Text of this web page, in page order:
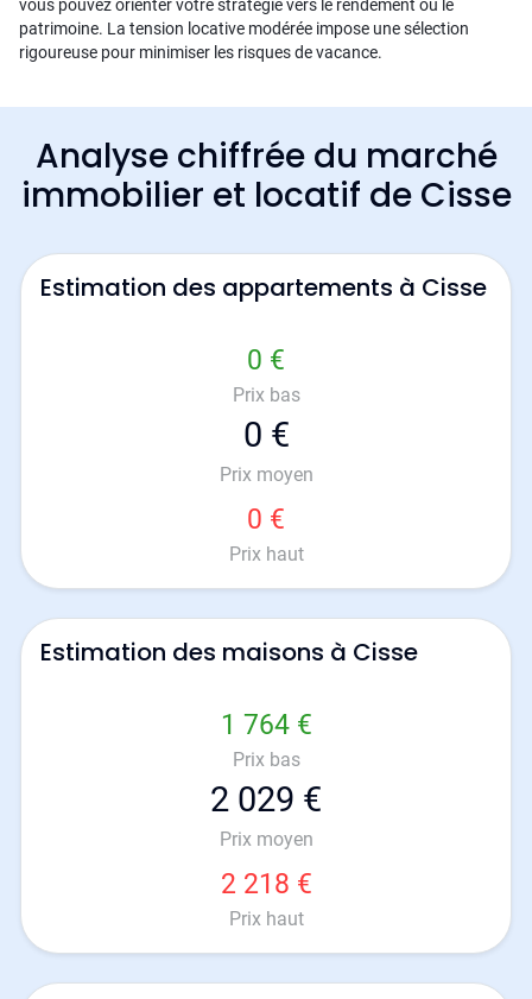
vous pouvez orienter votre stratégie vers le rendement ou le
patrimoine. La tension locative modérée impose une sélection
rigoureuse pour minimiser les risques de vacance.
Analyse chiffrée du marché
immobilier et locatif de Cisse
Estimation des appartements à Cisse
0 €
Prix bas
0 €
Prix moyen
0 €
Prix haut
Estimation des maisons à Cisse
1 764 €
Prix bas
2 029 €
Prix moyen
2 218 €
Prix haut